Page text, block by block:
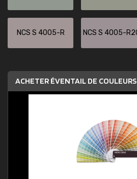
NCS S 4005-R NCS S 4005-
ACHETER ÉVENTAIL DE